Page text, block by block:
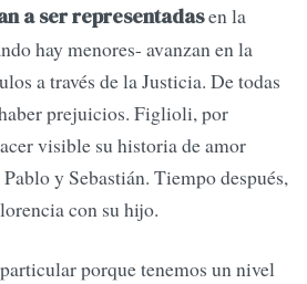
a ser representadasen la
hay menores- avanzan en la
a través de la Justicia. De todas
prejuicios. Figlioli, por
visible su historia de amor
y Sebastián. Tiempo después,
con su hijo.
porque tenemos un nivel